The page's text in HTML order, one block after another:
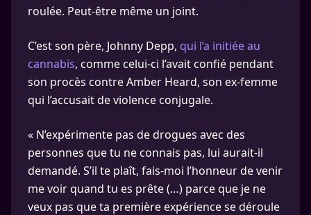
roulée. Peut-être même un joint.
C’est son père, Johnny Depp, qui l’a initiée au
cannabis, comme celui-ci l’avait confié pendant
son procès contre Amber Heard, son ex-femme
qui l’accusait de violence conjugale.
« N’expérimente pas de drogues avec des
personnes que tu ne connais pas, lui aurait-il
demandé. S’il te plaît, fais-moi l’honneur de venir
me voir quand tu es prête (…) parce que je ne
veux pas que ta première expérience se déroule